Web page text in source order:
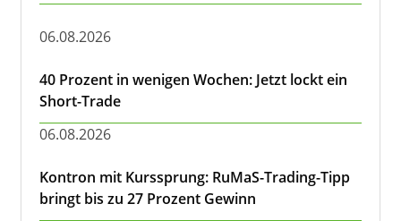
06.08.2026
40 Prozent in wenigen Wochen: Jetzt lockt ein
Short-Trade
06.08.2026
Kontron mit Kurssprung: RuMaS-Trading-Tipp
bringt bis zu 27 Prozent Gewinn